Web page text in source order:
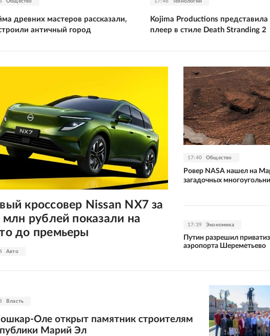
древних мастеров рассказали,
античный город
Kojima Productions представила
плеер в стиле Death Stranding 2
Авто
кроссовер Nissan NX7 за
млн рублей показали на
до премьеры
17:40 Общество
Ровер NASA нашел на
загадочных
17:39 Экономика
Путин разрешил
аэропорта Шереметьево
Власть
Оле открыт памятник строителям
Марий Эл